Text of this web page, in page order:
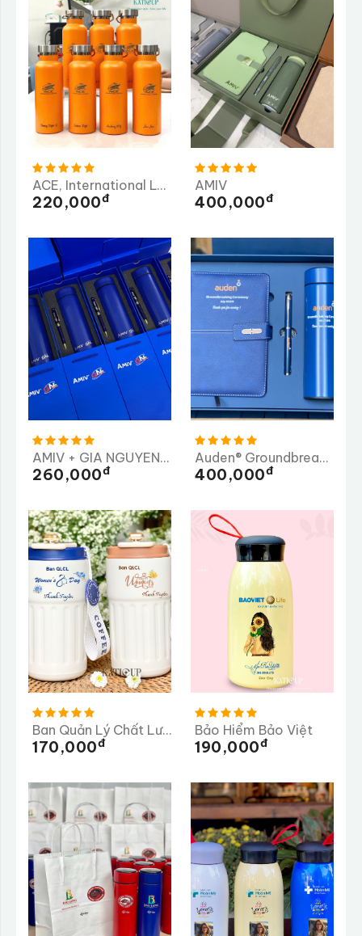
ACE, International Logistics
220,000Đ
AMIV
400,000Đ
AMIV + GIA NGUYEN ME CO.,LTD ( GN )
260,000Đ
Auden® Groundbreaking Ceremony
400,000Đ
Ban Quản Lý Chất Lượng Tỉnh Quảng Ngãi
170,000Đ
Bảo Hiểm Bảo Việt
190,000Đ